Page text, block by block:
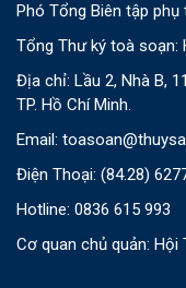
Phó Tổng Biên tập
Tổng Thư ký toà soạn:
Địa chỉ: Lầu 2, Nhà B,
TP. Hồ Chí Minh.
Email:
Điện Thoại: (84.28)
Hotline: 0836 615 993
Cơ quan chủ quản: Hội